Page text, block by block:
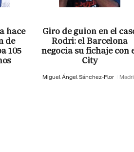
hace
de
105
Giro de guion en el
Rodri: el Barcelona
negocia su fichaje con
City
Miguel Ángel Sánchez-Flor